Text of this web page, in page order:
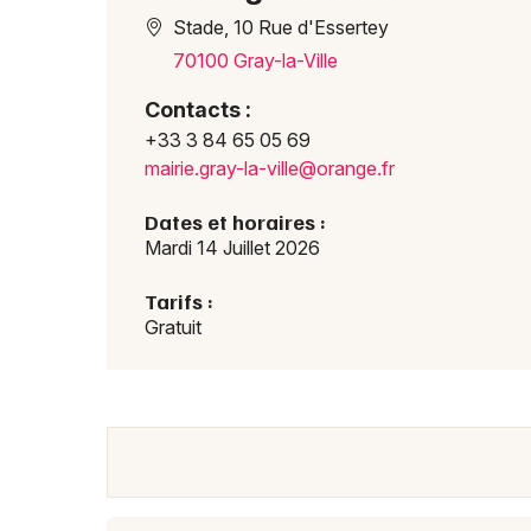
Stade, 10 Rue d'Essertey
70100 Gray-la-Ville
Contacts :
+33 3 84 65 05 69
mairie.gray-la-ville@orange.fr
Dates et horaires :
Mardi 14 Juillet 2026
Tarifs :
Gratuit